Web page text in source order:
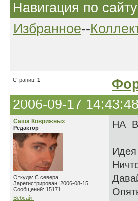
Навигация по сайту
Избранное--
Страниц: 1
2006-09-17 14:43:48
Саша Коврижных
Редактор
Откуда: С севера.
Зарегистрирован: 2006-08-15
Сообщений: 15171
Вебсайт
НА
Идея